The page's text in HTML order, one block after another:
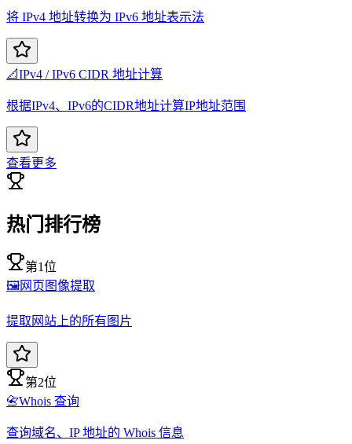
将 IPv4 地址转换为 IPv6 地址表示法
📐IPv4 / IPv6 CIDR 地址计算
根据IPv4、IPv6的CIDR地址计算IP地址范围
查看更多
热门排行榜
第1位
🖼️网页图像提取
提取网站上的所有图片
第2位
📇Whois 查询
查询域名、IP 地址的 Whois 信息